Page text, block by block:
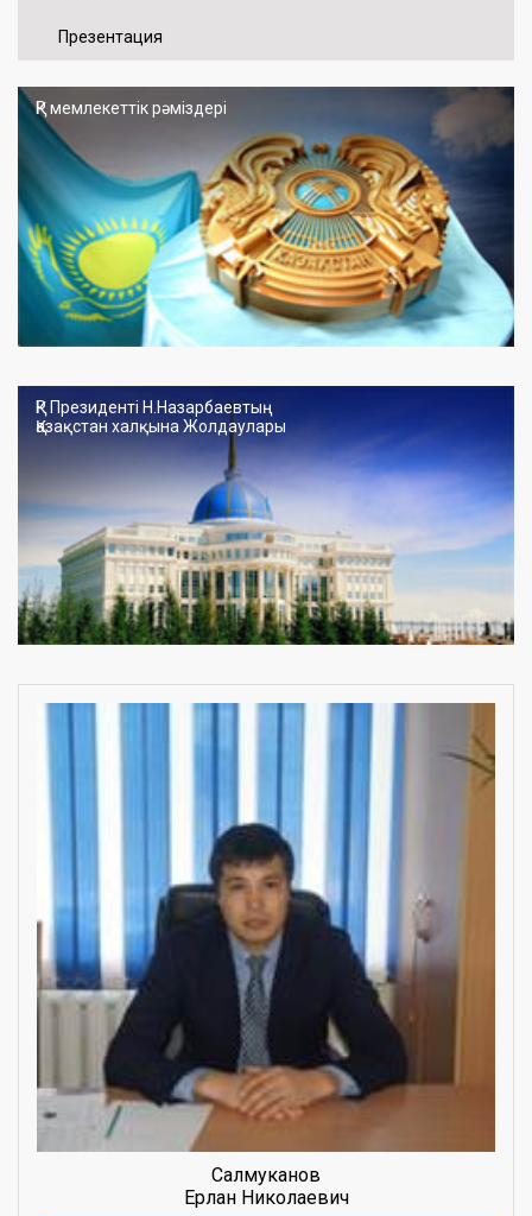
Презентация
ҚР мемлекеттік рәміздері
ҚР Президенті Н.Назарбаевтың
Қазақстан халқына Жолдаулары
Салмуканов
Ерлан Николаевич